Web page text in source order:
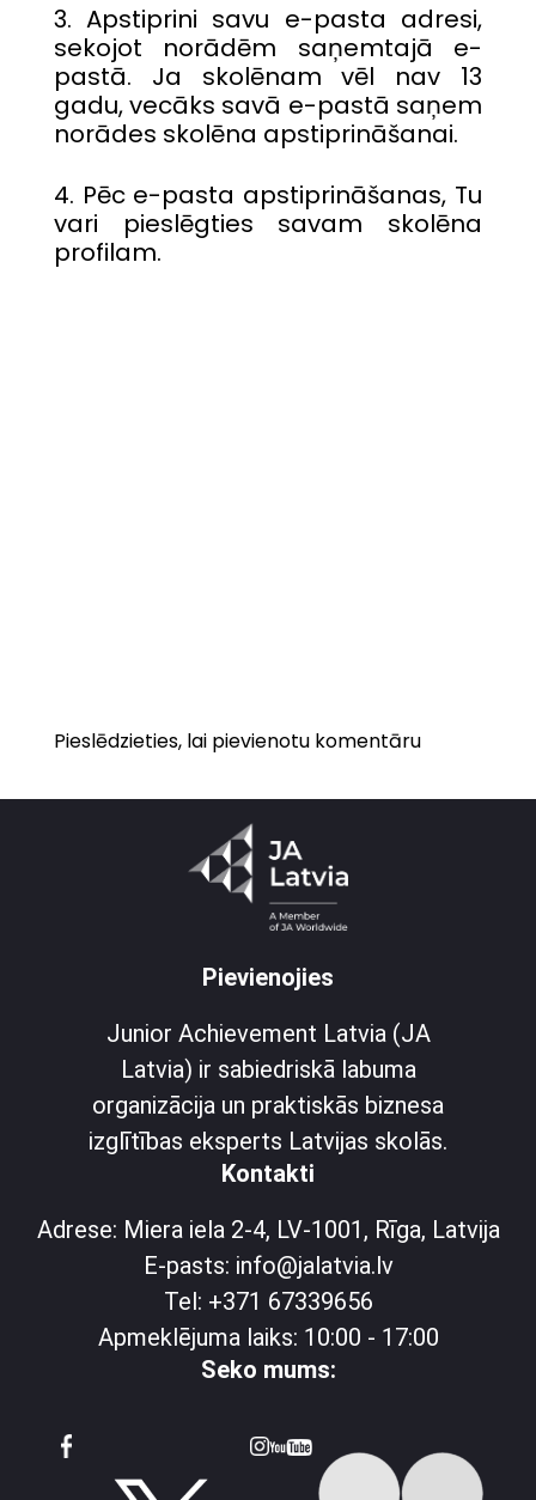
3. Apstiprini savu e-pasta adresi,
sekojot norādēm saņemtajā e-
pastā. Ja skolēnam vēl nav 13
gadu, vecāks savā e-pastā saņem
norādes skolēna apstiprināšanai.
4. Pēc e-pasta apstiprināšanas, Tu
vari pieslēgties savam skolēna
profilam.
Pieslēdzieties, lai pievienotu komentāru
Pievienojies
Junior Achievement Latvia (JA
Latvia) ir sabiedriskā labuma
organizācija un praktiskās biznesa
izglītības eksperts Latvijas skolās.
Kontakti
Adrese: Miera iela 2-4, LV-1001, Rīga, Latvija
E-pasts: info@jalatvia.lv
Tel: +371 67339656
Apmeklējuma laiks: 10:00 - 17:00
Seko mums: